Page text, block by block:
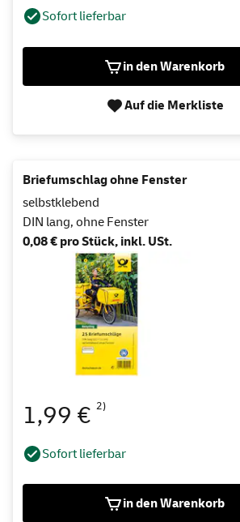
Sofort lieferbar
in den Warenkorb
Auf die Merkliste
Briefumschlag ohne Fenster
selbstklebend
DIN lang, ohne Fenster
0,08 € pro Stück, inkl. USt.
1,99 € 2)
Sofort lieferbar
in den Warenkorb